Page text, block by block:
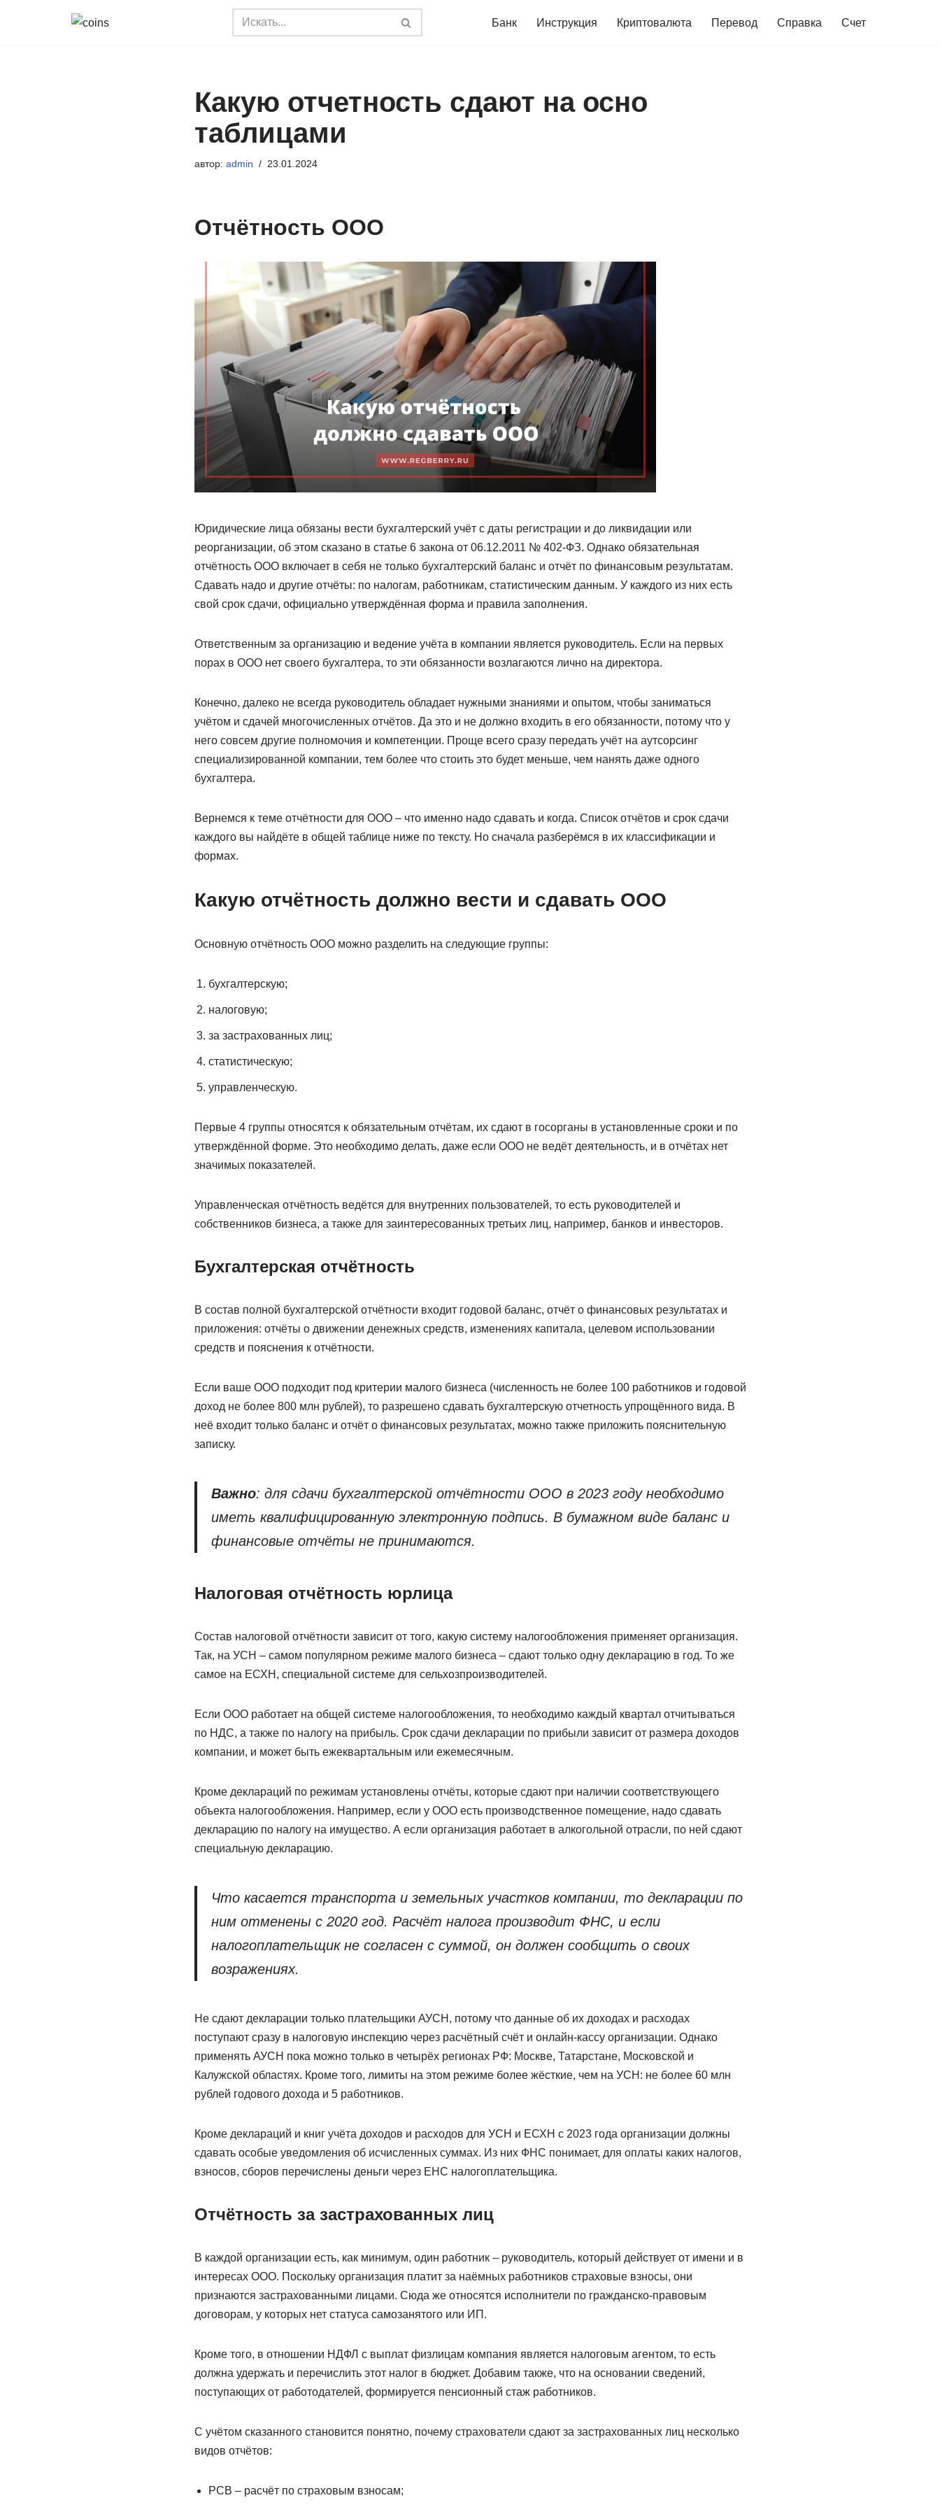
Банк Инструкция Криптовалюта Перевод Справка Счет
Какую отчетность сдают на осно
таблицами
автор: admin 23.01.2024
Отчётность ООО
Юридические лица обязаны вести бухгалтерский учёт с даты регистрации и до ликвидации или
реорганизации, об этом сказано в статье 6 закона от 06.12.2011 № 402-ФЗ. Однако обязательная
отчётность ООО включает в себя не только бухгалтерский баланс и отчёт по финансовым результатам.
Сдавать надо и другие отчёты: по налогам, работникам, статистическим данным. У каждого из них есть
свой срок сдачи, официально утверждённая форма и правила заполнения.
Ответственным за организацию и ведение учёта в компании является руководитель. Если на первых
порах в ООО нет своего бухгалтера, то эти обязанности возлагаются лично на директора.
Конечно, далеко не всегда руководитель обладает нужными знаниями и опытом, чтобы заниматься
учётом и сдачей многочисленных отчётов. Да это и не должно входить в его обязанности, потому что у
него совсем другие полномочия и компетенции. Проще всего сразу передать учёт на аутсорсинг
специализированной компании, тем более что стоить это будет меньше, чем нанять даже одного
бухгалтера.
Вернемся к теме отчётности для ООО – что именно надо сдавать и когда. Список отчётов и срок сдачи
каждого вы найдёте в общей таблице ниже по тексту. Но сначала разберёмся в их классификации и
формах.
Какую отчётность должно вести и сдавать ООО
Основную отчётность ООО можно разделить на следующие группы:
бухгалтерскую;
налоговую;
за застрахованных лиц;
статистическую;
управленческую.
Первые 4 группы относятся к обязательным отчётам, их сдают в госорганы в установленные сроки и по
утверждённой форме. Это необходимо делать, даже если ООО не ведёт деятельность, и в отчётах нет
значимых показателей.
Управленческая отчётность ведётся для внутренних пользователей, то есть руководителей и
собственников бизнеса, а также для заинтересованных третьих лиц, например, банков и инвесторов.
Бухгалтерская отчётность
В состав полной бухгалтерской отчётности входит годовой баланс, отчёт о финансовых результатах и
приложения: отчёты о движении денежных средств, изменениях капитала, целевом использовании
средств и пояснения к отчётности.
Если ваше ООО подходит под критерии малого бизнеса (численность не более 100 работников и годовой
доход не более 800 млн рублей), то разрешено сдавать бухгалтерскую отчетность упрощённого вида. В
неё входит только баланс и отчёт о финансовых результатах, можно также приложить пояснительную
записку.
Важно: для сдачи бухгалтерской отчётности ООО в 2023 году необходимо
иметь квалифицированную электронную подпись. В бумажном виде баланс и
финансовые отчёты не принимаются.
Налоговая отчётность юрлица
Состав налоговой отчётности зависит от того, какую систему налогообложения применяет организация.
Так, на УСН – самом популярном режиме малого бизнеса – сдают только одну декларацию в год. То же
самое на ЕСХН, специальной системе для сельхозпроизводителей.
Если ООО работает на общей системе налогообложения, то необходимо каждый квартал отчитываться
по НДС, а также по налогу на прибыль. Срок сдачи декларации по прибыли зависит от размера доходов
компании, и может быть ежеквартальным или ежемесячным.
Кроме деклараций по режимам установлены отчёты, которые сдают при наличии соответствующего
объекта налогообложения. Например, если у ООО есть производственное помещение, надо сдавать
декларацию по налогу на имущество. А если организация работает в алкогольной отрасли, по ней сдают
специальную декларацию.
Что касается транспорта и земельных участков компании, то декларации по
ним отменены с 2020 год. Расчёт налога производит ФНС, и если
налогоплательщик не согласен с суммой, он должен сообщить о своих
возражениях.
Не сдают декларации только плательщики АУСН, потому что данные об их доходах и расходах
поступают сразу в налоговую инспекцию через расчётный счёт и онлайн-кассу организации. Однако
применять АУСН пока можно только в четырёх регионах РФ: Москве, Татарстане, Московской и
Калужской областях. Кроме того, лимиты на этом режиме более жёсткие, чем на УСН: не более 60 млн
рублей годового дохода и 5 работников.
Кроме деклараций и книг учёта доходов и расходов для УСН и ЕСХН с 2023 года организации должны
сдавать особые уведомления об исчисленных суммах. Из них ФНС понимает, для оплаты каких налогов,
взносов, сборов перечислены деньги через ЕНС налогоплательщика.
Отчётность за застрахованных лиц
В каждой организации есть, как минимум, один работник – руководитель, который действует от имени и в
интересах ООО. Поскольку организация платит за наёмных работников страховые взносы, они
признаются застрахованными лицами. Сюда же относятся исполнители по гражданско-правовым
договорам, у которых нет статуса самозанятого или ИП.
Кроме того, в отношении НДФЛ с выплат физлицам компания является налоговым агентом, то есть
должна удержать и перечислить этот налог в бюджет. Добавим также, что на основании сведений,
поступающих от работодателей, формируется пенсионный стаж работников.
С учётом сказанного становится понятно, почему страхователи сдают за застрахованных лиц несколько
видов отчётов:
РСВ – расчёт по страховым взносам;